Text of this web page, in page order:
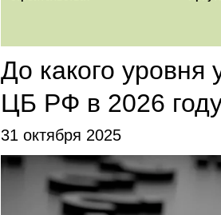
До какого уровня
ЦБ РФ в 2026
31 октября 2025